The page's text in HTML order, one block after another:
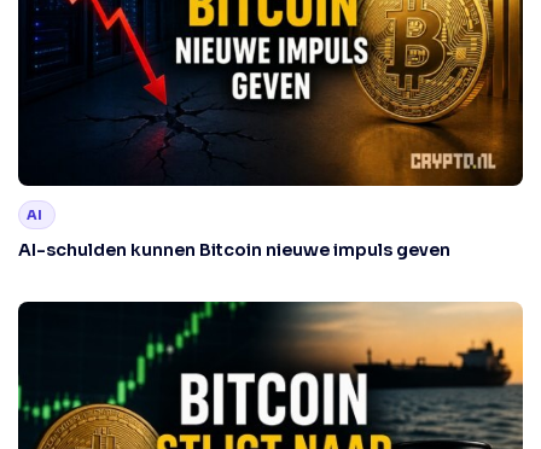
AI
AI-schulden kunnen Bitcoin nieuwe impuls geven